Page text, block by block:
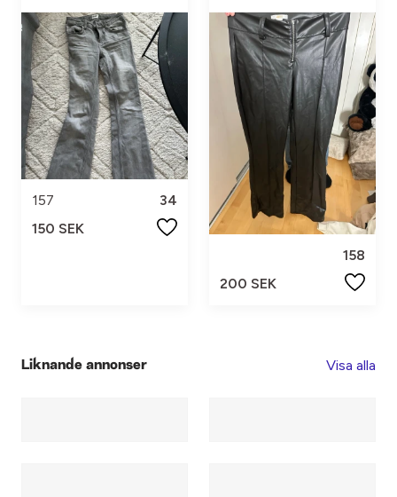
157
34
150 SEK
158
200 SEK
Liknande annonser Visa alla